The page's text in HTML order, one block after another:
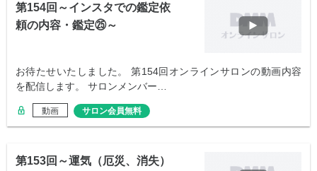
第154回～インスタでの鑑定依
頼の内容・鑑定㉕～
お待たせいたしました。 第154回オンラインサロンの動画内容
を配信します。 サロンメンバー…
動画 サロン会員無料
第153回～運気（厄災、消失）